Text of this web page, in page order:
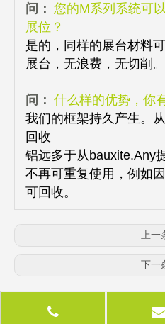
问： 您的M系列系统可
展位？
是的，同样的展台材料
展台，无浪费，无切削。
问： 什么样的优势，你
我们的框架持久产生。
回收
铝远多于从bauxite.Any
不再可重复使用，例如
可回收。
上一
下一